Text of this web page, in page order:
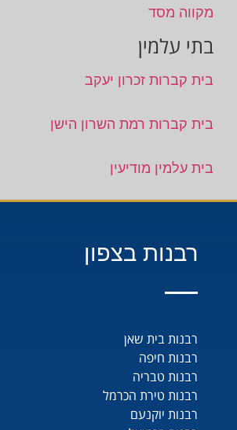
מקווה מסד
בתי עלמין
בית קברות זכרון יעקב
בית קברות רמת השרון הישן
בית עלמין מודיעין
רבנות בצפון
רבנות בית שאן
רבנות חיפה
רבנות טבריה
רבנות טירת הכרמל
רבנות יוקנעם